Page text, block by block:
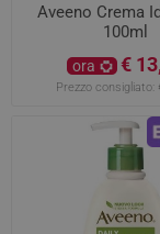
Aveeno Crema
100ml
ora €
Prezzo consigliato: